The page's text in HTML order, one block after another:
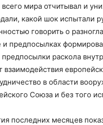
всего мира отчитывал и
какой шок испытали
говорить о
предпосылках
предпосылки раскола
взаимодействия
в области
Союза и без того
последних месяцев